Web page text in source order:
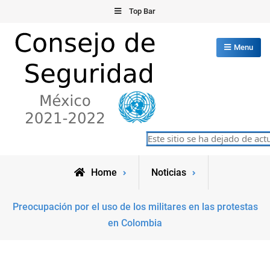
content
Top Bar
Consejo de Seguridad de las
Naciones Unidas
Menu
Este sitio se ha dejado de
Home Noticias
Preocupación por el uso de los militares en las protestas
en Colombia